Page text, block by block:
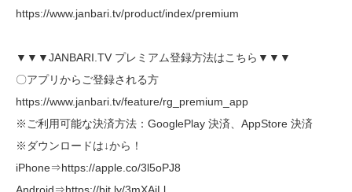
https://www.janbari.tv/product/index/premium
▼▼▼JANBARI.TV プレミアム登録方法はこちら▼▼▼
〇アプリからご登録される方
https://www.janbari.tv/feature/rg_premium_app
※ご利用可能な決済方法：GooglePlay 決済、AppStore 決済
※ダウンロードは↓から！
iPhone⇒https://apple.co/3l5oPJ8